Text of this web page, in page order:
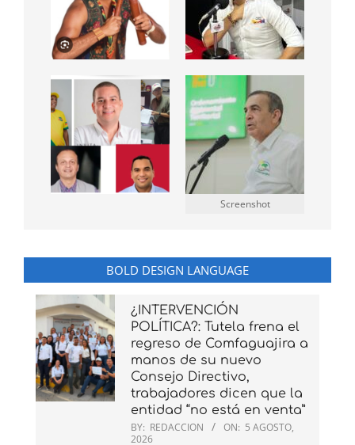
Screenshot
BOLD DESIGN LANGUAGE
¿INTERVENCIÓN
POLÍTICA?: Tutela frena el
regreso de Comfaguajira a
manos de su nuevo
Consejo Directivo,
trabajadores dicen que la
entidad “no está en venta”
BY: REDACCION ON: 5 AGOSTO,
2026